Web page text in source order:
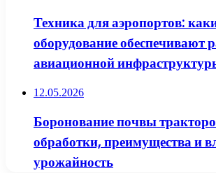
Техника для аэропортов:
оборудование обеспечивают
авиационной
12.05.2026
Боронование почвы
обработки, преимущества и
урожайность